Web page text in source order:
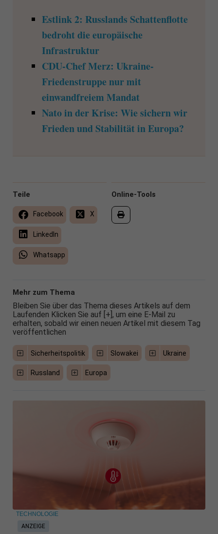
Estlink 2: Russlands Schattenflotte
bedroht die europäische
Infrastruktur
CDU-Chef Merz: Ukraine-
Friedenstruppe nur mit
einwandfreiem Mandat
Nato in der Krise: Wie sichern wir
Frieden und Stabilität in Europa?
Online-Tools
Teile
Facebook X
LinkedIn
Whatsapp
Mehr zum Thema
Bleiben Sie über das Thema dieses Artikels auf dem
Laufenden Klicken Sie auf [+], um eine E-Mail zu
erhalten, sobald wir einen neuen Artikel mit diesem Tag
veröffentlichen
Sicherheitspolitik Slowakei Ukraine
Russland Europa
ANZEIGE
TECHNOLOGIE